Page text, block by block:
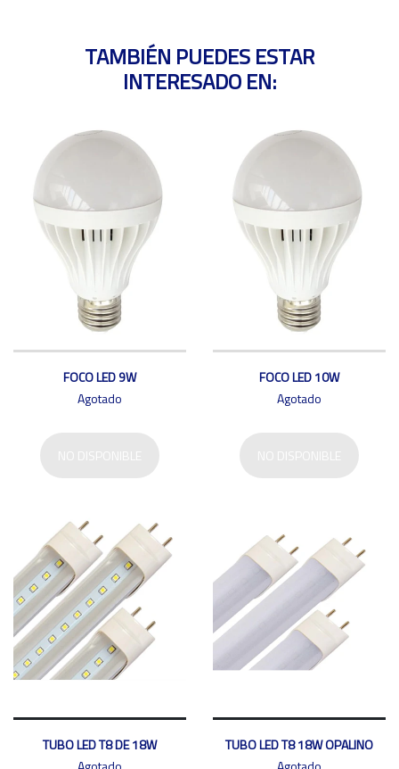
TAMBIÉN PUEDES ESTAR
INTERESADO EN:
FOCO LED 9W
Agotado
FOCO LED 10W
Agotado
TUBO LED T8 DE 18W
TUBO LED T8 18W OPALINO